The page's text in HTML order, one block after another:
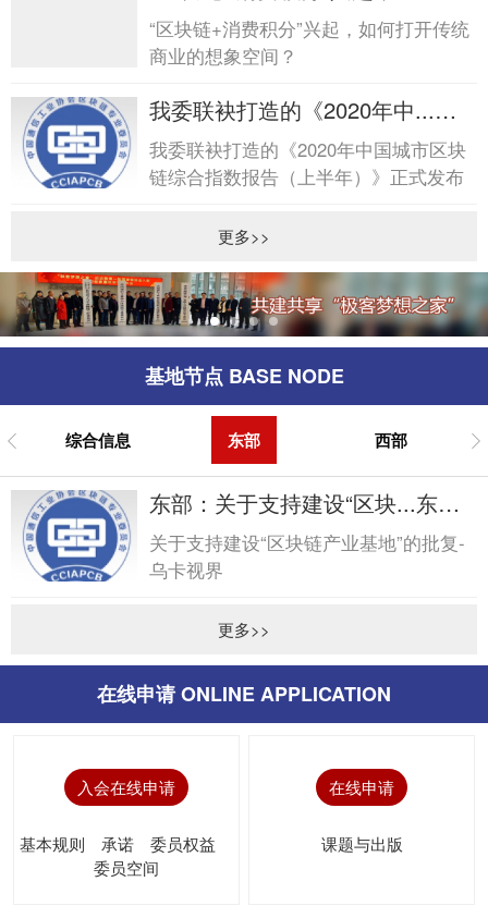
链+消费积分”兴起，...
“区块链+消费积分”兴起，如何打开传统
商业的想象空间？
我委联袂打造的《2020年中...我
委联袂打造的《2020年中...
我委联袂打造的《2020年中国城市区块
链综合指数报告（上半年）》正式发布
更多>>
基地节点 BASE NODE
综合信息 东部 西部
东部：关于支持建设“区块...东
部：关于支持建设“区块...
关于支持建设“区块链产业基地”的批复-
乌卡视界
更多>>
在线申请 ONLINE APPLICATION
入会在线申请
基本规则 承诺委员权益
委员空间
在线申请
课题与出版